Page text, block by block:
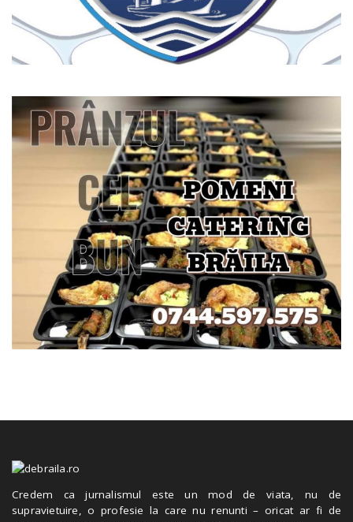
Credem ca jurnalismul este un mod de viata, nu de
supravietuire, o profesie la care nu renunti – oricat ar fi de